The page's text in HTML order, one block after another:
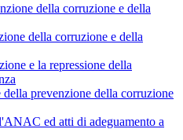
della corruzione e della
della corruzione e della
e la repressione della
prevenzione della corruzione
ed atti di adeguamento a